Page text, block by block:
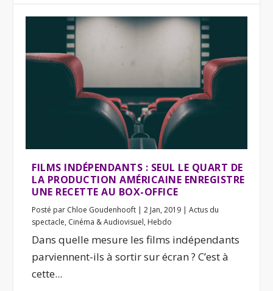
FILMS INDÉPENDANTS : SEUL LE QUART DE
LA PRODUCTION AMÉRICAINE ENREGISTRE
UNE RECETTE AU BOX-OFFICE
Posté par Chloe Goudenhooft |2 Jan, 2019 |Actus du
spectacle, Cinéma & Audiovisuel, Hebdo
Dans quelle mesure les films indépendants
parviennent-ils à sortir sur écran ? C’est à
cette...